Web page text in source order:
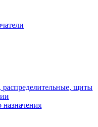
щиты
назначения